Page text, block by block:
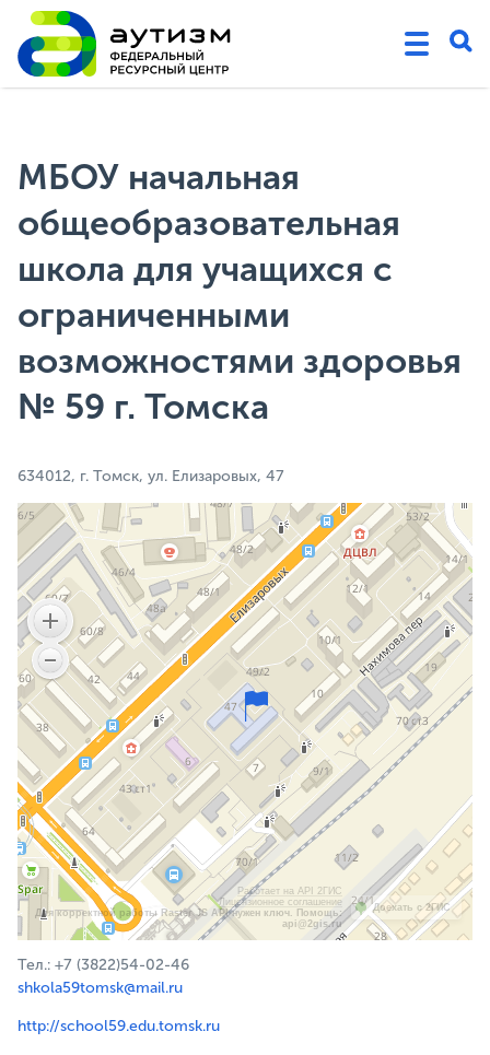
МБОУ начальная
общеобразовательная
школа для учащихся с
ограниченными
возможностями здоровья
№ 59 г. Томска
634012, г. Томск, ул. Елизаровых, 47
Работает на API 2ГИС
Лицензионное соглашение
Для корректной работы Raster JS API нужен ключ. Помощь:
api@2gis.ru
Доехать с 2ГИС
Тел.: +7 (3822)54-02-46
shkola59tomsk@mail.ru
http://school59.edu.tomsk.ru